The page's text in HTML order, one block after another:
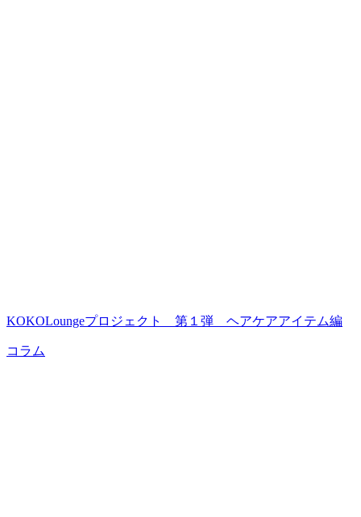
KOKOLoungeプロジェクト 第１弾 ヘアケアアイテム編
コラム